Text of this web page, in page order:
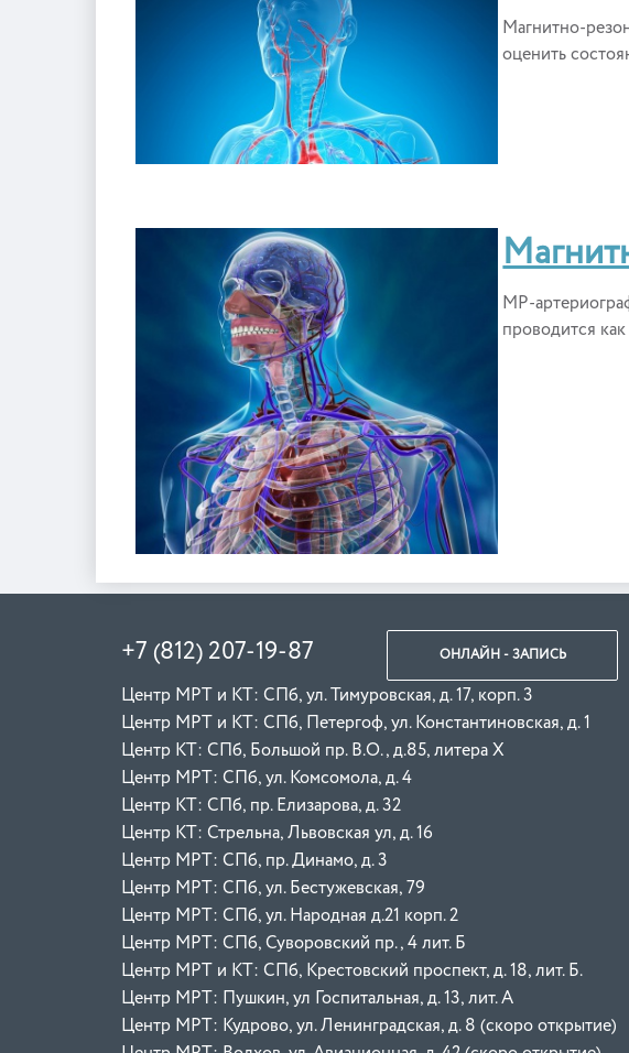
Магнитно-
оценить
МР-
проводится
+7 (812) 207-19-87 ОНЛАЙН - ЗАПИСЬ
Центр МРТ и КТ: СПб, ул. Тимуровская, д. 17, корп. 3
Центр МРТ и КТ: СПб, Петергоф, ул. Константиновская, д. 1
Центр КТ: СПб, Большой пр. В.О., д.85, литера Х
Центр МРТ: СПб, ул. Комсомола, д. 4
Центр КТ: СПб, пр. Елизарова, д. 32
Центр КТ: Стрельна, Львовская ул, д. 16
Центр МРТ: СПб, пр. Динамо, д. 3
Центр МРТ: СПб, ул. Бестужевская, 79
Центр МРТ: СПб, ул. Народная д.21 корп. 2
Центр МРТ: СПб, Суворовский пр., 4 лит. Б
Центр МРТ и КТ: СПб, Крестовский проспект, д. 18, лит. Б.
Центр МРТ: Пушкин, ул Госпитальная, д. 13, лит. А
Центр МРТ: Кудрово, ул. Ленинградская, д. 8 (скоро открытие)